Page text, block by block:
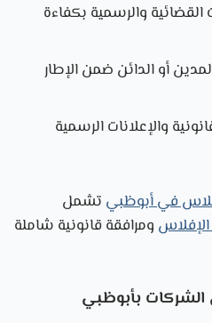
والرسمية بكفاءة
أو الدائن ضمن الإطار
والإعلانات الرسمية
في أبوظبي تشمل
ومرافقة قانونية شاملة
بأبوظبي